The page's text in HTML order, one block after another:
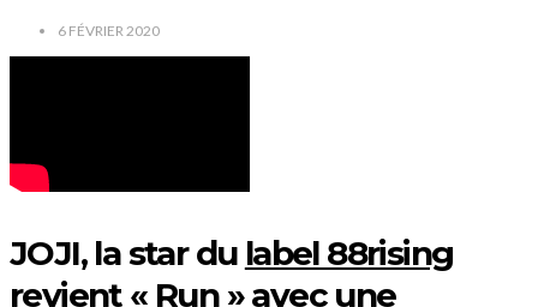
6 FÉVRIER 2020
JOJI, la star du label 88rising
revient « Run » avec une